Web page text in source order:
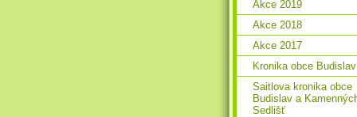
Akce 2019
Akce 2018
Akce 2017
Kronika obce Budislav
Saitlova kronika obce
Budislav a
Sedlišť